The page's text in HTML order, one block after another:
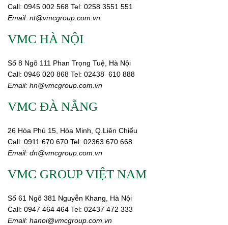
Call: 0945 002 568 Tel: 0258 3551 551
Email: nt@vmcgroup.com.vn
VMC HÀ NỘI
Số 8 Ngõ 111 Phan Trọng Tuệ, Hà Nội
Call: 0946 020 868 Tel: 02438 610 888
Email: hn@vmcgroup.com.vn
VMC ĐÀ NẴNG
26 Hòa Phú 15, Hòa Minh, Q.Liên Chiểu
Call: 0911 670 670 Tel: 02363 670 668
Email: dn@vmcgroup.com.vn
VMC GROUP VIỆT NAM
Số 61 Ngõ 381 Nguyễn Khang, Hà Nội
Call: 0947 464 464 Tel: 02437 472 333
Email: hanoi@vmcgroup.com.vn